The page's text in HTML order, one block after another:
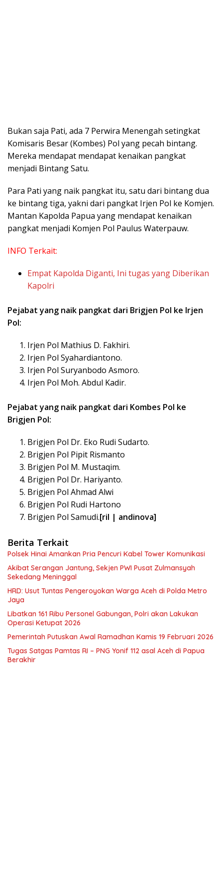
Bukan saja Pati, ada 7 Perwira Menengah setingkat
Komisaris Besar (Kombes) Pol yang pecah bintang.
Mereka mendapat mendapat kenaikan pangkat
menjadi Bintang Satu.
Para Pati yang naik pangkat itu, satu dari bintang dua
ke bintang tiga, yakni dari pangkat Irjen Pol ke Komjen.
Mantan Kapolda Papua yang mendapat kenaikan
pangkat menjadi Komjen Pol Paulus Waterpauw.
INFO Terkait:
Empat Kapolda Diganti, Ini tugas yang Diberikan
Kapolri
Pejabat yang naik pangkat dari Brigjen Pol ke Irjen
Pol:
Irjen Pol Mathius D. Fakhiri.
Irjen Pol Syahardiantono.
Irjen Pol Suryanbodo Asmoro.
Irjen Pol Moh. Abdul Kadir.
Pejabat yang naik pangkat dari Kombes Pol ke
Brigjen Pol:
Brigjen Pol Dr. Eko Rudi Sudarto.
Brigjen Pol Pipit Rismanto
Brigjen Pol M. Mustaqim.
Brigjen Pol Dr. Hariyanto.
Brigjen Pol Ahmad Alwi
Brigjen Pol Rudi Hartono
Brigjen Pol Samudi.[ril | andinova]
Berita Terkait
Polsek Hinai Amankan Pria Pencuri Kabel Tower Komunikasi
Akibat Serangan Jantung, Sekjen PWI Pusat Zulmansyah
Sekedang Meninggal
HRD: Usut Tuntas Pengeroyokan Warga Aceh di Polda Metro
Jaya
Libatkan 161 Ribu Personel Gabungan, Polri akan Lakukan
Operasi Ketupat 2026
Pemerintah Putuskan Awal Ramadhan Kamis 19 Februari 2026
Tugas Satgas Pamtas RI – PNG Yonif 112 asal Aceh di Papua
Berakhir